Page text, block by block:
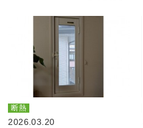
断熱
2026.03.20